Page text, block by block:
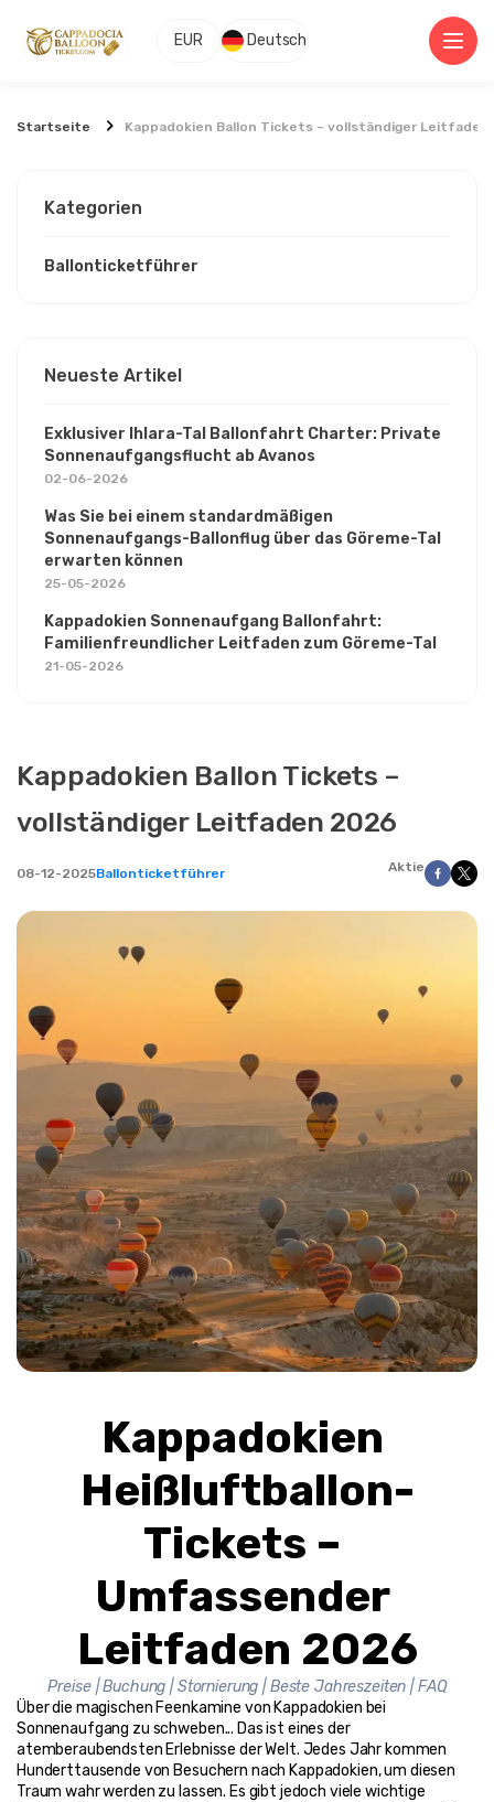
EUR Deutsch
Startseite Kappadokien Ballon Tickets – vollständiger Leitfaden
Kappadokien Ballon Tickets –
vollständiger Leitfaden 2026
08-12-2025Ballonticketführer Aktie
Kappadokien
Heißluftballon-
Tickets –
Umfassender
Leitfaden 2026
Preise | Buchung | Stornierung | Beste Jahreszeiten | FAQ
Über die magischen Feenkamine von Kappadokien bei
Sonnenaufgang zu schweben... Das ist eines der
atemberaubendsten Erlebnisse der Welt. Jedes Jahr kommen
Hunderttausende von Besuchern nach Kappadokien, um diesen
Traum wahr werden zu lassen. Es gibt jedoch viele wichtige
Kategorien
Ballonticketführer
Neueste Artikel
Exklusiver Ihlara-Tal Ballonfahrt Charter: Private
Sonnenaufgangsflucht ab Avanos
02-06-2026
Was Sie bei einem standardmäßigen
Sonnenaufgangs-Ballonflug über das Göreme-Tal
erwarten können
25-05-2026
Kappadokien Sonnenaufgang Ballonfahrt:
Familienfreundlicher Leitfaden zum Göreme-Tal
21-05-2026